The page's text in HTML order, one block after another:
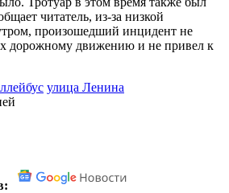
читатель, из-за низкой
произошедший инцидент не
дорожному движению и не привел к
улица Ленина